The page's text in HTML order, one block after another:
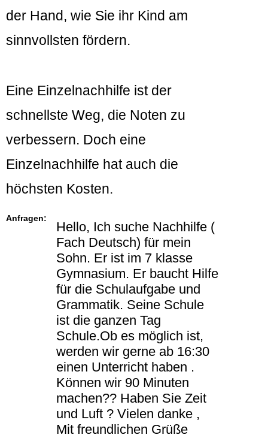
der Hand, wie Sie ihr Kind am
sinnvollsten fördern.
Eine Einzelnachhilfe ist der
schnellste Weg, die Noten zu
verbessern. Doch eine
Einzelnachhilfe hat auch die
höchsten Kosten.
Anfragen:
Hello, Ich suche Nachhilfe (
Fach Deutsch) für mein
Sohn. Er ist im 7 klasse
Gymnasium. Er baucht Hilfe
für die Schulaufgabe und
Grammatik. Seine Schule
ist die ganzen Tag
Schule.Ob es möglich ist,
werden wir gerne ab 16:30
einen Unterricht haben .
Können wir 90 Minuten
machen?? Haben Sie Zeit
und Luft ? Vielen danke ,
Mit freundlichen Grüße